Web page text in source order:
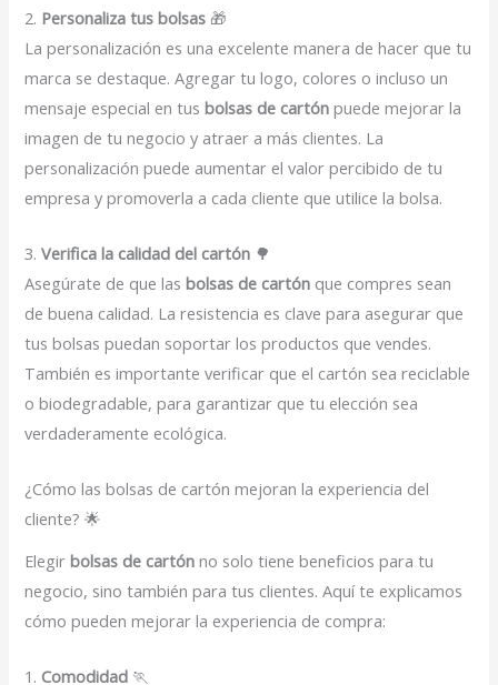
2. Personaliza tus bolsas 🎁
La personalización es una excelente manera de hacer que tu
marca se destaque. Agregar tu logo, colores o incluso un
mensaje especial en tusbolsas de cartón puede mejorar la
imagen de tu negocio y atraer a más clientes. La
personalización puede aumentar el valor percibido de tu
empresa y promoverla a cada cliente que utilice la bolsa.
3.Verifica la calidad del cartón 🌳
Asegúrate de que lasbolsas de cartón que compres sean
de buena calidad. La resistencia es clave para asegurar que
tus bolsas puedan soportar los productos que vendes.
También es importante verificar que el cartón sea reciclable
o biodegradable, para garantizar que tu elección sea
verdaderamente ecológica.
¿Cómo las bolsas de cartón mejoran la experiencia del
cliente? 🌟
Elegirbolsas de cartón no solo tiene beneficios para tu
negocio, sino también para tus clientes. Aquí te explicamos
cómo pueden mejorar la experiencia de compra:
1. Comodidad 🏃